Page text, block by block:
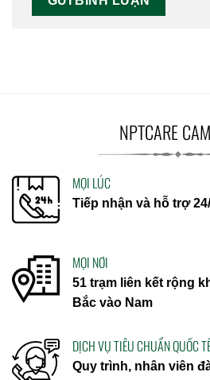
NPTCARE
MỌI LÚC
Tiếp nhận và hỗ trợ
MỌI NƠI
51 trạm liên kết rộng
Bắc vào Nam
DỊCH VỤ TIÊU CHUẨN QUỐC
Quy trình, nhân viên